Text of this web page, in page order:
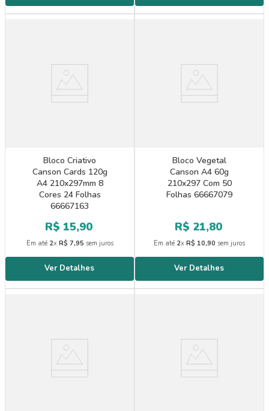
Bloco Criativo
Canson Cards 120g
A4 210x297mm 8
Cores 24 Folhas
66667163
R$ 15,90
Em até 2x R$ 7,95 sem juros
Bloco Vegetal
Canson A4 60g
210x297 Com 50
Folhas 66667079
R$ 21,80
Em até 2x R$ 10,90 sem juros